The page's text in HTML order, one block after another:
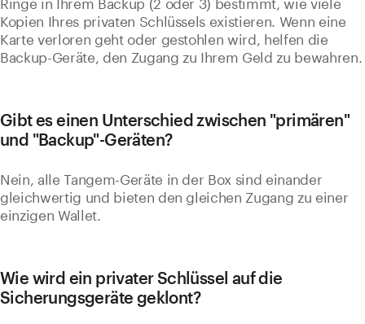
Kopien Ihres privaten Schlüssels existieren. Wenn eine
Karte verloren geht oder gestohlen wird, helfen die
Backup-Geräte, den Zugang zu Ihrem Geld zu bewahren.
Gibt es einen Unterschied zwischen "primären"
und "Backup"-Geräten?
Nein, alle Tangem-Geräte in der Box sind einander
gleichwertig und bieten den gleichen Zugang zu einer
einzigen Wallet.
Wie wird ein privater Schlüssel auf die
Sicherungsgeräte geklont?